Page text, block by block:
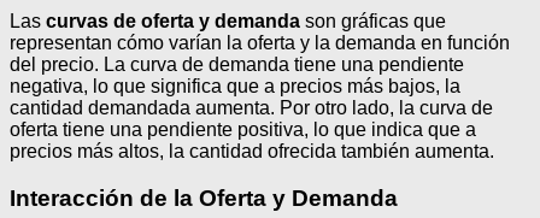
Las curvas de oferta y demanda son gráficas que
representan cómo varían la oferta y la demanda en función
del precio. La curva de demanda tiene una pendiente
negativa, lo que significa que a precios más bajos, la
cantidad demandada aumenta. Por otro lado, la curva de
oferta tiene una pendiente positiva, lo que indica que a
precios más altos, la cantidad ofrecida también aumenta.
Interacción de la Oferta y Demanda